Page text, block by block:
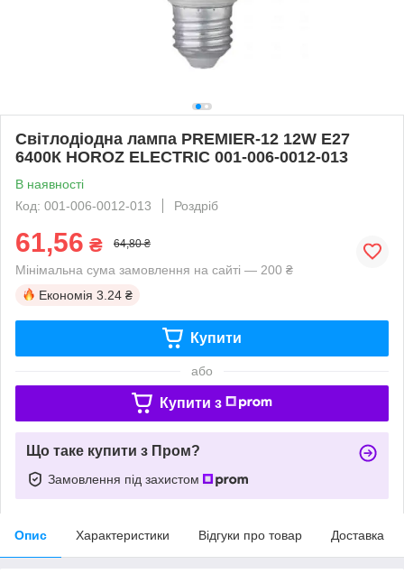
Cвітлодіодна лампа PREMIER-12 12W E27
6400К HOROZ ELECTRIC 001-006-0012-013
В наявності
Код: 001-006-0012-013
Роздріб
61,56 ₴ 64,80 ₴
Мінімальна сума замовлення на сайті — 200 ₴
Економія 3.24 ₴
Купити
або
Купити з
Що таке купити з Пром?
Замовлення під захистом
Опис Характеристики Відгуки про товар Доставка